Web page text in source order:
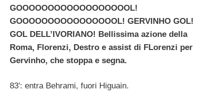
GOOOOOOOOOOOOOOOOOOL!
GOOOOOOOOOOOOOOOOL! GERVINHO GOL!
GOL DELL’IVORIANO! Bellissima azione della
Roma, Florenzi, Destro e assist di FLorenzi per
Gervinho, che stoppa e segna.
83′: entra Behrami, fuori Higuain.